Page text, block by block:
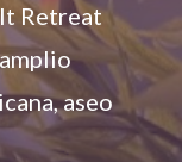
Retreat
aseo